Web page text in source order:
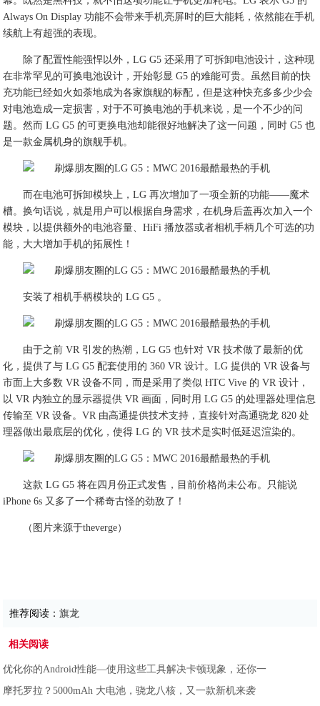
Always On Display 功能不会带来手机亮屏时的巨大能耗，依然能在手机
续航上有超强的表现。
除了配置性能强悍以外，LG G5 还采用了可拆卸电池设计，这种现
在非常罕见的可换电池设计，开始彰显 G5 的难能可贵。虽然目前的快
充功能已经如火如荼地成为各家旗舰的标配，但是这种快充多多少少会
对电池造成一定损害，对于不可换电池的手机来说，是一个不少的问
题。然而 LG G5 的可更换电池却能很好地解决了这一问题，同时 G5 也
是一款金属机身的旗舰手机。
而在电池可拆卸模块上，LG 再次增加了一项全新的功能——魔术
槽。换句话说，就是用户可以根据自身需求，在机身后盖再次加入一个
模块，以提供额外的电池容量、HiFi 播放器或者相机手柄几个可选的功
能，大大增加手机的拓展性！
安装了相机手柄模块的 LG G5 。
由于之前 VR 引发的热潮，LG G5 也针对 VR 技术做了最新的优
化，提供了与 LG G5 配套使用的 360 VR 设计。LG 提供的 VR 设备与
市面上大多数 VR 设备不同，而是采用了类似 HTC Vive 的 VR 设计，
以 VR 内独立的显示器提供 VR 画面，同时用 LG G5 的处理器处理信息
传输至 VR 设备。VR 由高通提供技术支持，直接针对高通骁龙 820 处
理器做出最底层的优化，使得 LG 的 VR 技术是实时低延迟渲染的。
这款 LG G5 将在四月份正式发售，目前价格尚未公布。只能说
iPhone 6s 又多了一个稀奇古怪的劲敌了！
（图片来源于theverge）
推荐阅读：旗龙
相关阅读
优化你的Android性能—使用这些工具解决卡顿现象，还你一
摩托罗拉？5000mAh 大电池，骁龙八核，又一款新机来袭